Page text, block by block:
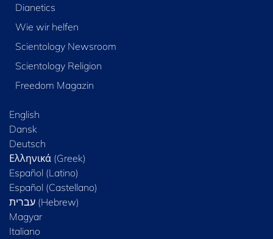
Dianetics
Wie wir helfen
Scientology Newsroom
Scientology Religion
Freedom Magazin
English
Dansk
Deutsch
Ελληνικά (Greek)
Español (Latino)
Español (Castellano)
Magyar
Italiano